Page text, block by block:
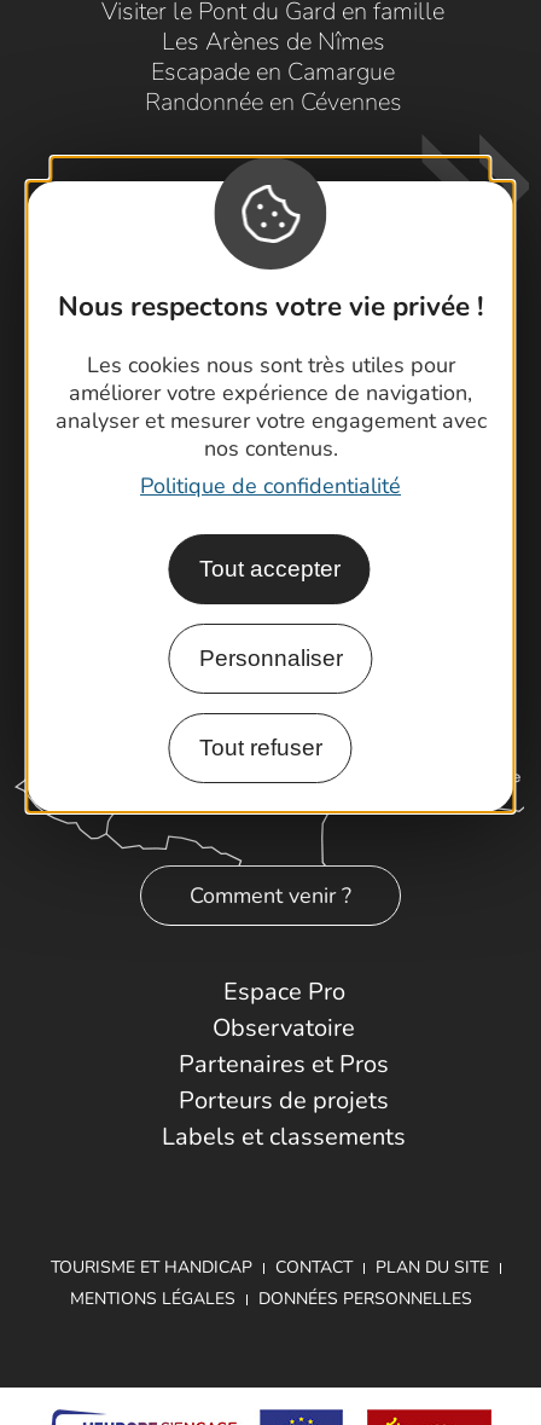
Nous respectons votre vie privée !
Les cookies nous sont très utiles pour
améliorer votre expérience de navigation,
analyser et mesurer votre engagement avec
nos contenus.
Politique de confidentialité
Tout accepter
Personnaliser
Tout refuser
Visiter le Pont du Gard en famille
Les Arènes de Nîmes
Escapade en Camargue
Randonnée en Cévennes
Contactez-nous !
Foire aux questions
Brochures
Cartoguides et Topoguides
Latitude Gard
Comment venir ?
Espace Pro
Observatoire
Partenaires et Pros
Porteurs de projets
Labels et classements
TOURISME ET HANDICAP CONTACT
PLAN DU SITE
MENTIONS LÉGALES
DONNÉES PERSONNELLES